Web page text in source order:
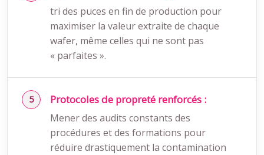
tri des puces en fin de production pour
maximiser la valeur extraite de chaque
wafer, même celles qui ne sont pas
« parfaites ».
Protocoles de propreté renforcés :
Mener des audits constants des
procédures et des formations pour
réduire drastiquement la contamination